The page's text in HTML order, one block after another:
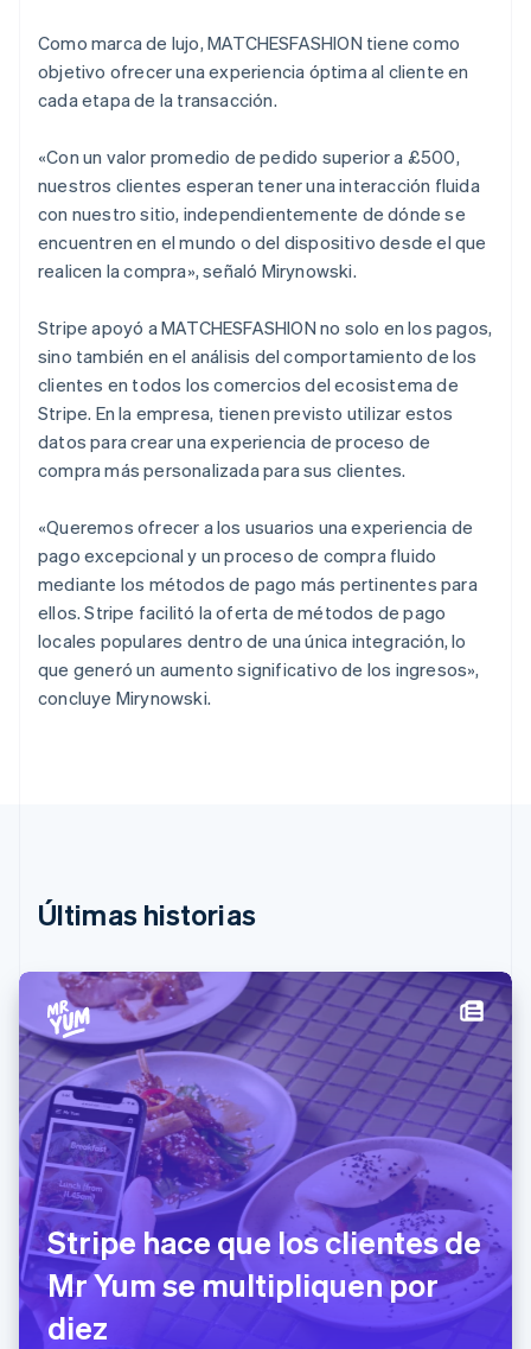
Como marca de lujo, MATCHESFASHION tiene como
objetivo ofrecer una experiencia óptima al cliente en
cada etapa de la transacción.
«Con un valor promedio de pedido superior a £500,
nuestros clientes esperan tener una interacción fluida
con nuestro sitio, independientemente de dónde se
encuentren en el mundo o del dispositivo desde el que
realicen la compra», señaló Mirynowski.
Stripe apoyó a MATCHESFASHION no solo en los pagos,
sino también en el análisis del comportamiento de los
clientes en todos los comercios del ecosistema de
Stripe. En la empresa, tienen previsto utilizar estos
datos para crear una experiencia de proceso de
compra más personalizada para sus clientes.
«Queremos ofrecer a los usuarios una experiencia de
pago excepcional y un proceso de compra fluido
mediante los métodos de pago más pertinentes para
ellos. Stripe facilitó la oferta de métodos de pago
locales populares dentro de una única integración, lo
que generó un aumento significativo de los ingresos»,
concluye Mirynowski.
Últimas historias
Stripe hace que los clientes de
Mr Yum se multipliquen por
diez
Alemania
DeutschEnglish
Australia
Austria
DeutschEnglish
NederlandsFrançaisDeutsch English
Brasil
PortuguêsEnglish
Canadá
EnglishFrançais
China continental
简体中文English
Chipre
Croacia
Dinamarca
English
Emiratos Árabes Unidos
English
Eslovaquia
Eslovenia
EnglishItaliano
Francia
Gibraltar
English
Grecia
English
Hungría
English
India
English
Irlanda
English
Italia
ItalianoEnglish
Japón
日本語English
Letonia
English